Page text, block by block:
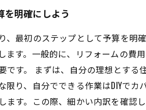
リフォームを通じて
を明確にしよう
、最初のステップとして予算を
ます。一般的に、リフォームの費
です。 まずは、自分の理想とす
限り、自分でできる作業はDIYで
ます。この際、細かい内訳を確認